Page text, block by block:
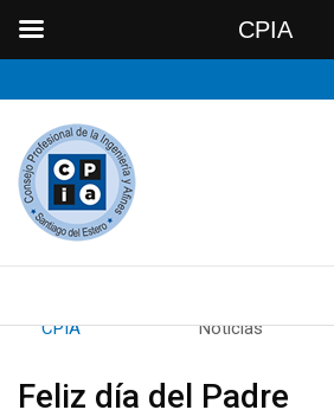
ByCPIA Category: Noticias
Feliz día del Padre
CPIA